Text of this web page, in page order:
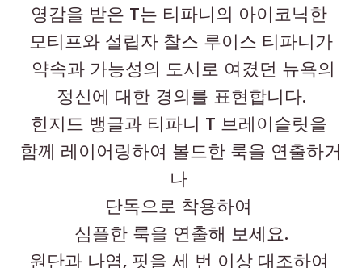
영감을 받은 T는 티파니의 아이코닉한
모티프와 설립자 찰스 루이스 티파니가
약속과 가능성의 도시로 여겼던 뉴욕의
정신에 대한 경의를 표현합니다.
힌지드 뱅글과 티파니 T 브레이슬릿을
함께 레이어링하여 볼드한 룩을 연출하거
나
단독으로 착용하여
심플한 룩을 연출해 보세요.
원단과 나염, 핏을 세 번 이상 대조하여